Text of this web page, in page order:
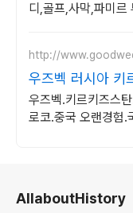
디,골프,사막,파미르
http://
우즈벡 러시아 키
우즈벡.키르키즈스
로코.중국 오랜경험.
AllaboutHistory